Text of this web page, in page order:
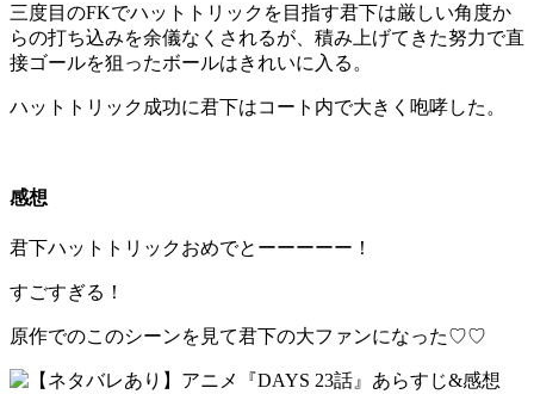
三度目のFKでハットトリックを目指す君下は厳しい角度か
らの打ち込みを余儀なくされるが、積み上げてきた努力で直
接ゴールを狙ったボールはきれいに入る。
ハットトリック成功に君下はコート内で大きく咆哮した。
感想
君下ハットトリックおめでとーーーーー！
すごすぎる！
原作でのこのシーンを見て君下の大ファンになった♡♡